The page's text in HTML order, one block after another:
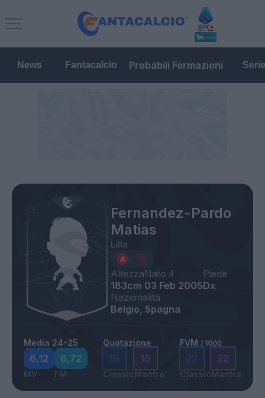
News Fantacalcio Probabili Formazioni
Fernandez-Pardo
Matias
Lilla
Altezza
183cm
Nato il
03 Feb 2005
Piede
Dx
Nazionalità
Belgio, Spagna
Media 24-25
6,12
MV
6,72
FM
Quotazione
16
Classic
16
Mantra
FVM / 1000
22
Classic
22
Mantra